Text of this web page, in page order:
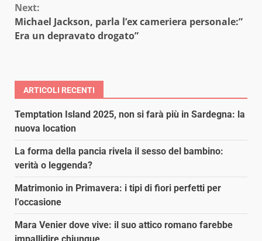
Next:
Michael Jackson, parla l’ex cameriera personale:”
Era un depravato drogato”
ARTICOLI RECENTI
Temptation Island 2025, non si farà più in Sardegna: la
nuova location
La forma della pancia rivela il sesso del bambino:
verità o leggenda?
Matrimonio in Primavera: i tipi di fiori perfetti per
l’occasione
Mara Venier dove vive: il suo attico romano farebbe
impallidire chiunque